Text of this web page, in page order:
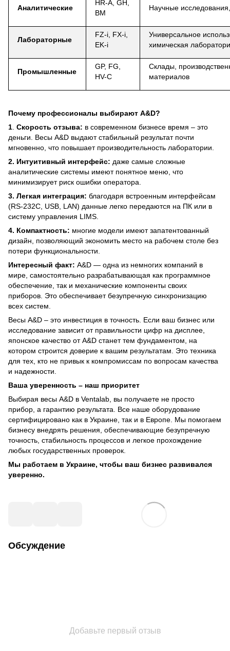
Аналитические
HR-A, GH,
BM
Научные
Лабораторные
FZ-i, FX-i,
EK-i
Универсальное
химическая
Промышленные
GP, FG,
HV-C
Склады,
материалов
Почему профессионалы выбирают A&D?
1. Скорость отзыва: в современном бизнесе время – это
деньги. Весы A&D выдают стабильный результат почти
мгновенно, что повышает производительность лаборатории.
2. Интуитивный интерфейс: даже самые сложные
аналитические системы имеют понятное меню, что
минимизирует риск ошибки оператора.
3. Легкая интеграция: благодаря встроенным интерфейсам
(RS-232C, USB, LAN) данные легко передаются на ПК или в
систему управления LIMS.
4. Компактность: многие модели имеют запатентованный
дизайн, позволяющий экономить место на рабочем столе без
потери функциональности.
Интересный факт: A&D — одна из немногих компаний в
мире, самостоятельно разрабатывающая как программное
обеспечение, так и механические компоненты своих
приборов. Это обеспечивает безупречную синхронизацию
всех систем.
Весы A&D – это инвестиция в точность. Если ваш бизнес или
исследование зависит от правильности цифр на дисплее,
японское качество от A&D станет тем фундаментом, на
котором строится доверие к вашим результатам. Это техника
для тех, кто не привык к компромиссам по вопросам качества
и надежности.
Ваша уверенность – наш приоритет
Выбирая весы A&D в Ventalab, вы получаете не просто
прибор, а гарантию результата. Все наше оборудование
сертифицировано как в Украине, так и в Европе. Мы помогаем
бизнесу внедрять решения, обеспечивающие безупречную
точность, стабильность процессов и легкое прохождение
любых государственных проверок.
Мы работаем в Украине, чтобы ваш бизнес развивался
уверенно.
Обсуждение
Добавьте первый отзыв